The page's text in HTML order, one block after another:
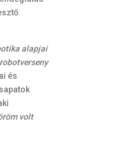
alapjai
és
volt